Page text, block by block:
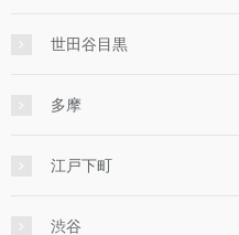
世田谷目黒
多摩
江戸下町
渋谷